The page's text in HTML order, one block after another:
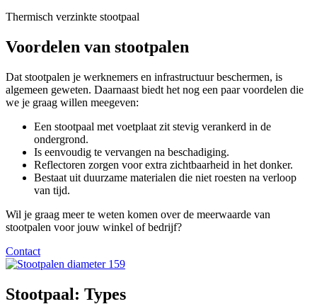
Thermisch verzinkte stootpaal
Voordelen van stootpalen
Dat stootpalen je werknemers en infrastructuur beschermen, is
algemeen geweten. Daarnaast biedt het nog een paar voordelen die
we je graag willen meegeven:
Een stootpaal met voetplaat zit stevig verankerd in de
ondergrond.
Is eenvoudig te vervangen na beschadiging.
Reflectoren zorgen voor extra zichtbaarheid in het donker.
Bestaat uit duurzame materialen die niet roesten na verloop
van tijd.
Wil je graag meer te weten komen over de meerwaarde van
stootpalen voor jouw winkel of bedrijf?
Contact
Stootpaal: Types